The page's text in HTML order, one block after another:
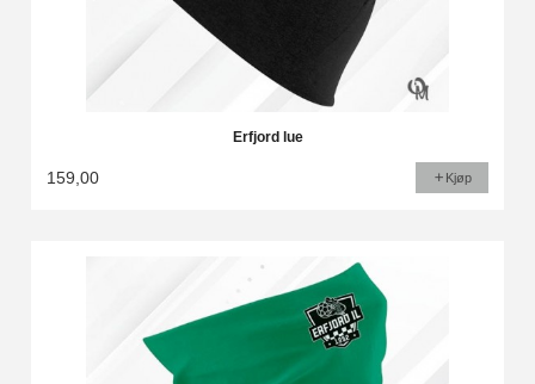
Erfjord lue
159,00 Kjøp